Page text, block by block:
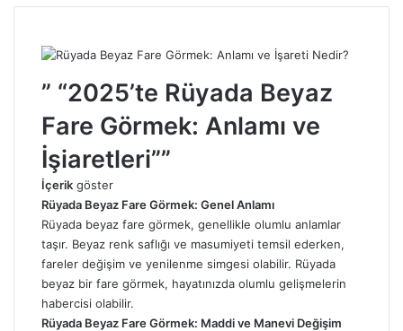
” “2025’te Rüyada Beyaz
Fare Görmek: Anlamı ve
İşiaretleri””
İçerik göster
Rüyada Beyaz Fare Görmek: GenelAnlamı
Rüyada beyaz fare görmek, genellikle olumlu anlamlar
taşır. Beyaz renk saflığı ve masumiyeti temsil ederken,
fareler değişim ve yenilenme simgesi olabilir. Rüyada
beyaz bir fare görmek, hayatınızda olumlu gelişmelerin
habercisi olabilir.
Rüyada Beyaz Fare Görmek: Maddi ve Manevi Değişim